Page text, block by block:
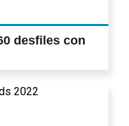
desfiles con